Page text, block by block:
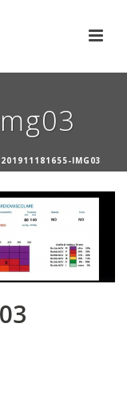
201911181655-IMG03